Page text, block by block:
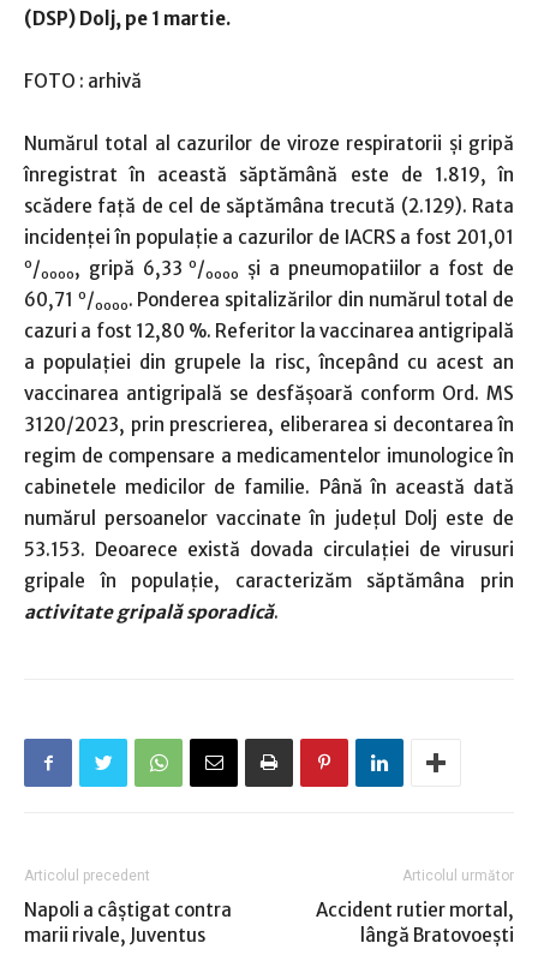
(DSP) Dolj, pe 1 martie.
FOTO : arhivă
Numărul total al cazurilor de viroze respiratorii şi gripă
înregistrat în această săptămână este de 1.819, în
scădere faţă de cel de săptămâna trecută (2.129). Rata
incidenţei în populaţie a cazurilor de IACRS a fost 201,01
o/oooo, gripă 6,33 o/oooo
şi a pneumopatiilor a fost de
60,71 o/oooo. Ponderea spitalizărilor din numărul total de
cazuri a fost 12,80 %. Referitor la vaccinarea antigripală
a populaţiei din grupele la risc, începând cu acest an
vaccinarea antigripală se desfăşoară conform Ord. MS
3120/2023, prin prescrierea, eliberarea si decontarea în
regim de compensare a medicamentelor imunologice în
cabinetele medicilor de familie. Până în această dată
numărul persoanelor vaccinate în judeţul Dolj este de
53.153. Deoarece există dovada circulaţiei de virusuri
gripale în populaţie, caracterizăm săptămâna prin
activitate gripală sporadică.
Articolul precedent
Napoli a câştigat contra
marii rivale, Juventus
Articolul următor
Accident rutier mortal,
lângă Bratovoeşti